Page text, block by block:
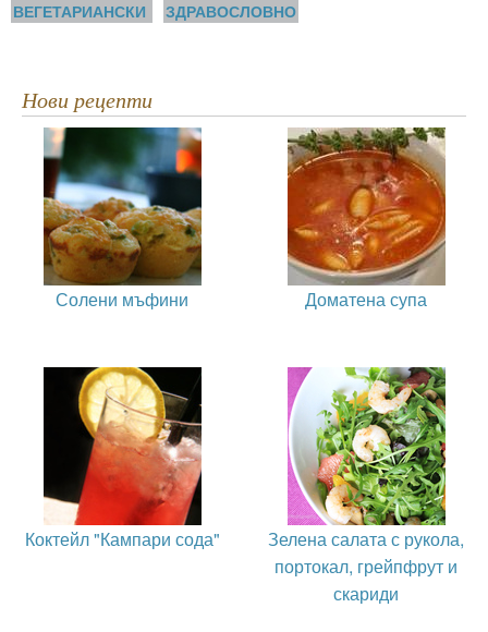
ВЕГЕТАРИАНСКИ ЗДРАВОСЛОВНО
Нови рецепти
Солени мъфини Доматена супа
Коктейл "Кампари сода"
Зелена салата с рукола,
портокал, грейпфрут и
скариди